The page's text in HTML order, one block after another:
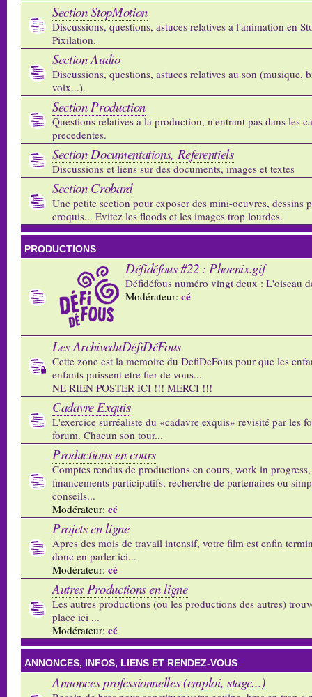
Section StopMotion
Discussions, questions, astuces relatives a l'animation en
Pixilation.
Section Audio
Discussions, questions, astuces relatives au son (musique,
voix...).
Section Production
Questions relatives a la production, n'entrant pas dans les
precedentes.
Section Documentations, Referentiels
Discussions et liens sur des documents, images et textes
Section Crobard
Une petite section pour exposer des mini-oeuvres, dessins
croquis... Evitez les floods et les images trop lourdes.
PRODUCTIONS
Défidéfous #22 : Phoenix.gif
Défidéfous numéro vingt deux : L'oiseau
Modérateur: cé
Les ArchiveduDéfiDéFous
Cette zone est la memoire du DefiDeFous pour que les
enfants puissent etre fier de vous...
NE RIEN POSTER ICI !!! MERCI !!!
Cadavre Exquis
L'exercice surréaliste du «cadavre exquis» revisité par les
forum. Chacun son tour...
Productions en cours
Comptes rendus de productions en cours, work in
financements participatifs, recherche de partenaires ou
conseils...
Modérateur: cé
Projets en ligne
Apres des mois de travail intensif, votre film est enfin
donc en parler ici...
Modérateur: cé
Autres Productions en ligne
Les autres productions (ou les productions des autres)
place ici ...
Modérateur: cé
ANNONCES, INFOS, LIENS ET RENDEZ-VOUS
Annonces professionnelles (emploi, stage...)